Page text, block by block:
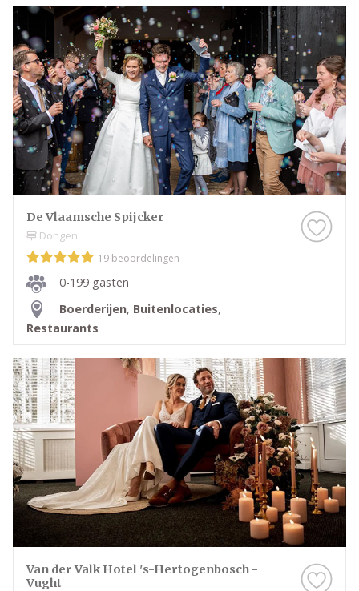
De Vlaamsche Spijcker
Dongen
19 beoordelingen
0-199 gasten
Boerderijen, Buitenlocaties,
Restaurants
Van der Valk Hotel 's-Hertogenbosch -
Vught